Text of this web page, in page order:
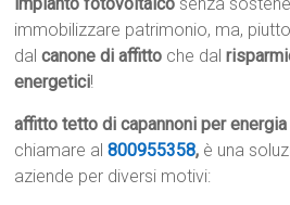
immobilizzare patrimonio, ma,
dalcanone di affitto che dal
energetici!
affitto tetto di capannoni per energia
chiamare al800955358, è una
aziende per diversi motivi: